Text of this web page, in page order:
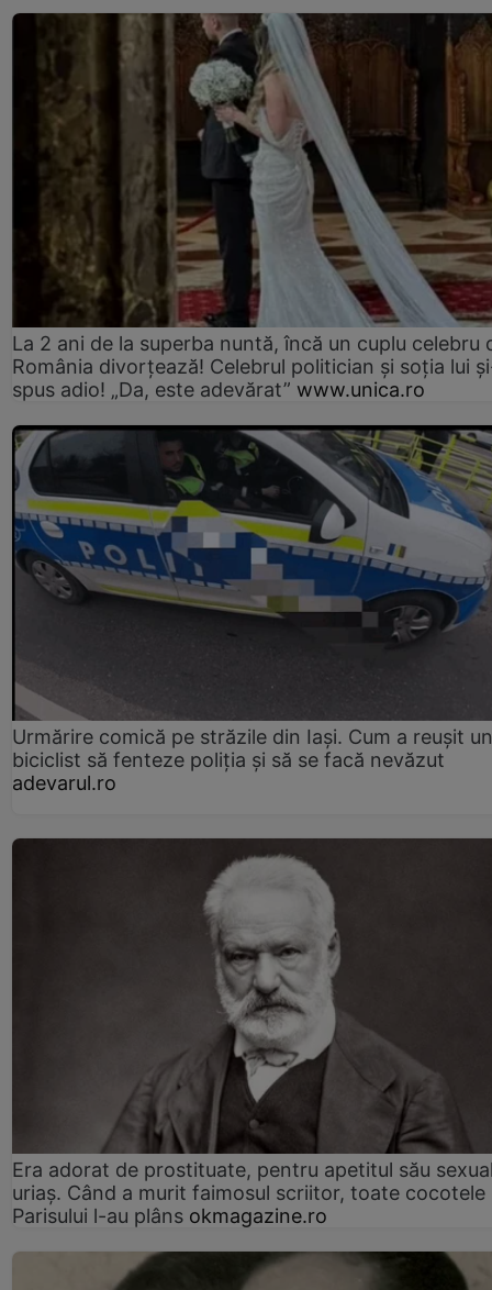
La 2 ani de la superba nuntă, încă un cuplu celebru
România divorțează! Celebrul politician și soția lui
spus adio! „Da, este adevărat” www.unica.ro
Urmărire comică pe străzile din Iași. Cum a reușit un
biciclist să fenteze poliția și să se facă nevăzut
adevarul.ro
Era adorat de prostituate, pentru apetitul său
uriaș. Când a murit faimosul scriitor, toate cocotele
Parisului l-au plâns okmagazine.ro